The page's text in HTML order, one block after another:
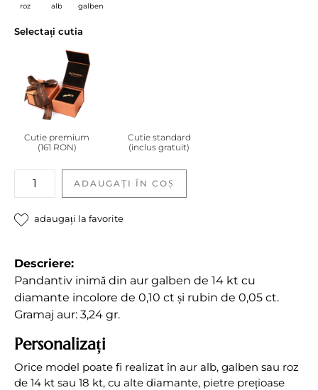
roz alb galben
Selectați cutia
Cutie premium
(161 RON)
Cutie standard
(inclus gratuit)
Pandantiv
inimă
cu
diamante
și
rubin
quantity
ADAUGAȚI ÎN COȘ
adaugați la favorite
Descriere:
Pandantiv inimă din aur galben de 14 kt cu
diamante incolore de 0,10 ct și rubin de 0,05 ct.
Gramaj aur: 3,24 gr.
Personalizați
Orice model poate fi realizat în aur alb, galben sau roz
de 14 kt sau 18 kt, cu alte diamante, pietre prețioase